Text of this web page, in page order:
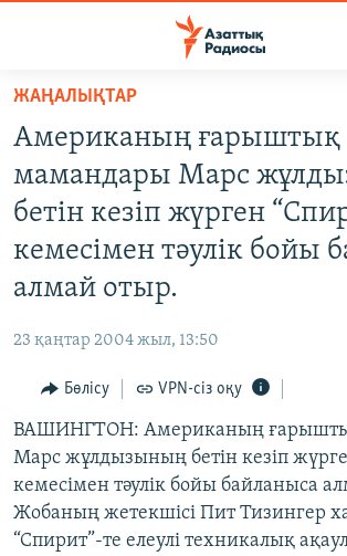
Skip
main
content
Skip
main
Navigation
to
САЯСАТ
AZATTYQTV
ҚАҢТАР ОҚИҒАСЫ
АДАМ ҚҰҚЫҚТАРЫ
АРНАЙЫ ЖОБАЛАР
Русский
ЖАЗЫЛЫҢЫЗ
ЖАҢАЛЫҚТАР
Американың ғарыштық
мамандары Марс
бетін кезіп жүрген
кемесімен тәулік бойы
алмай отыр.
23 қаңтар 2004 жыл, 13:50
Бөлісу VPN-сіз оқу
ВАШИНГТОН: Американың
Марс жұлдызының бетін кезіп
кемесімен тәулік бойы байланыса
Жобаның жетекшісі Пит Тизингер
“Спирит”-те елеулі техникалық